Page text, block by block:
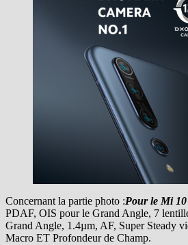
Concernant la partie photo :Pour le Mi
PDAF, OIS pour le Grand Angle, 7
Grand Angle, 1.4µm, AF, Super Steady
Macro ET Profondeur de Champ.